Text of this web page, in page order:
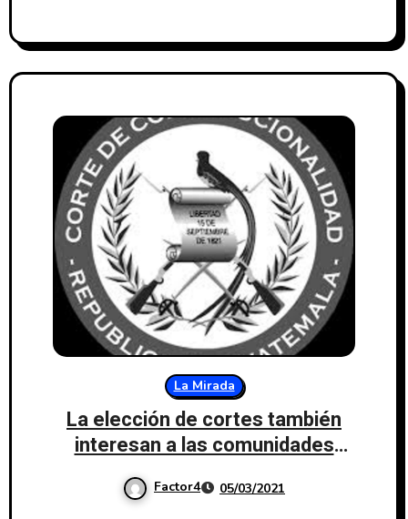
La Mirada
La elección de cortes también
interesan a las comunidades
Factor4 05/03/2021